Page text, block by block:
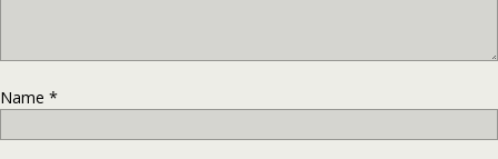
Name *